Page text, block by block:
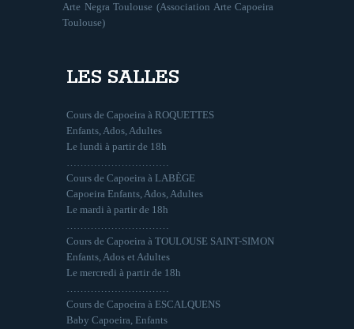
Arte Negra Toulouse (Association Arte Capoeira
Toulouse)
LES SALLES
Cours de Capoeira à ROQUETTES
Enfants, Ados, Adultes
Le lundi à partir de 18h
…………………………
Cours de Capoeira à LABÈGE
Capoeira Enfants, Ados, Adultes
Le mardi à partir de 18h
…………………………
Cours de Capoeira à TOULOUSE SAINT-SIMON
Enfants, Ados et Adultes
Le mercredi à partir de 18h
…………………………
Cours de Capoeira à ESCALQUENS
Baby Capoeira, Enfants